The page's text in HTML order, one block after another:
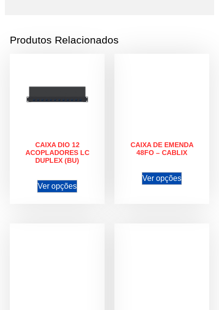
Produtos Relacionados
CAIXA DIO 12
ACOPLADORES LC
DUPLEX (BU)
Ver opções
CAIXA DE EMENDA
48FO – CABLIX
Ver opções